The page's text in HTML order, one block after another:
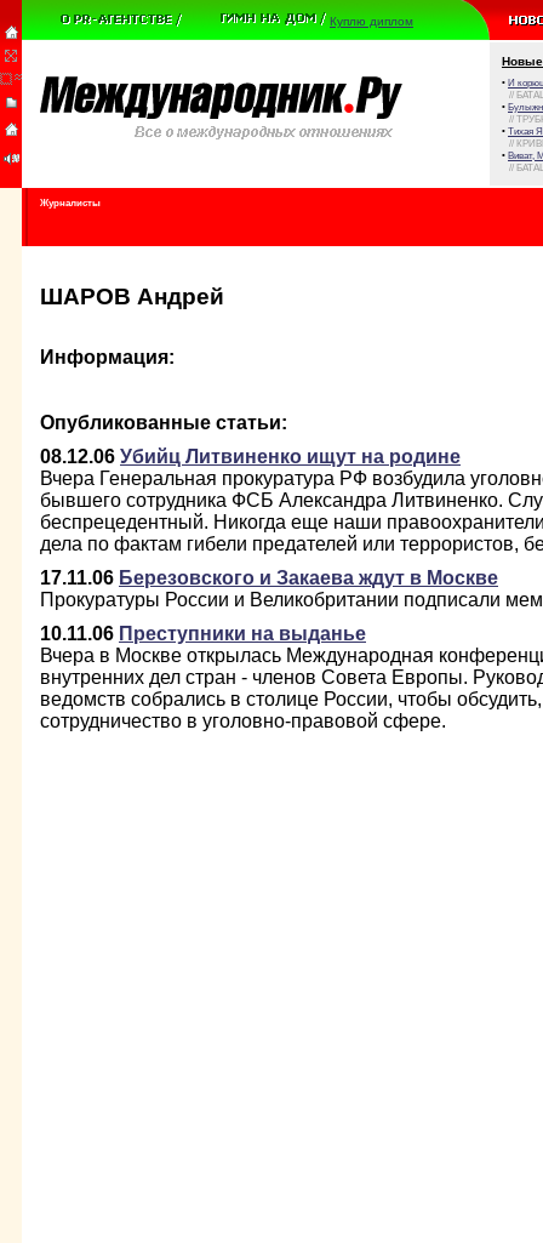
Куплю диплом
Новые
• И
//
•
//
• Тихая
//
• Виват,
//
Журналисты
ШАРОВ Андрей
Информация:
Опубликованные статьи:
08.12.06 Убийц Литвиненко ищут на родине
Вчера Генеральная прокуратура РФ возбудила
бывшего сотрудника ФСБ Александра Литвиненко.
беспрецедентный. Никогда еще наши
дела по фактам гибели предателей или террористов,
17.11.06 Березовского и Закаева ждут в Москве
Прокуратуры России и Великобритании подписали
10.11.06 Преступники на выданье
Вчера в Москве открылась Международная
внутренних дел стран - членов Совета Европы.
ведомств собрались в столице России, чтобы
сотрудничество в уголовно-правовой сфере.